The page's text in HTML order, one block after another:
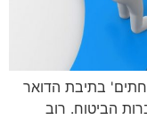
בתיבת הדואר
הביטוח. רוב